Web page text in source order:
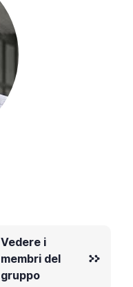
Vedere i
membri del
gruppo